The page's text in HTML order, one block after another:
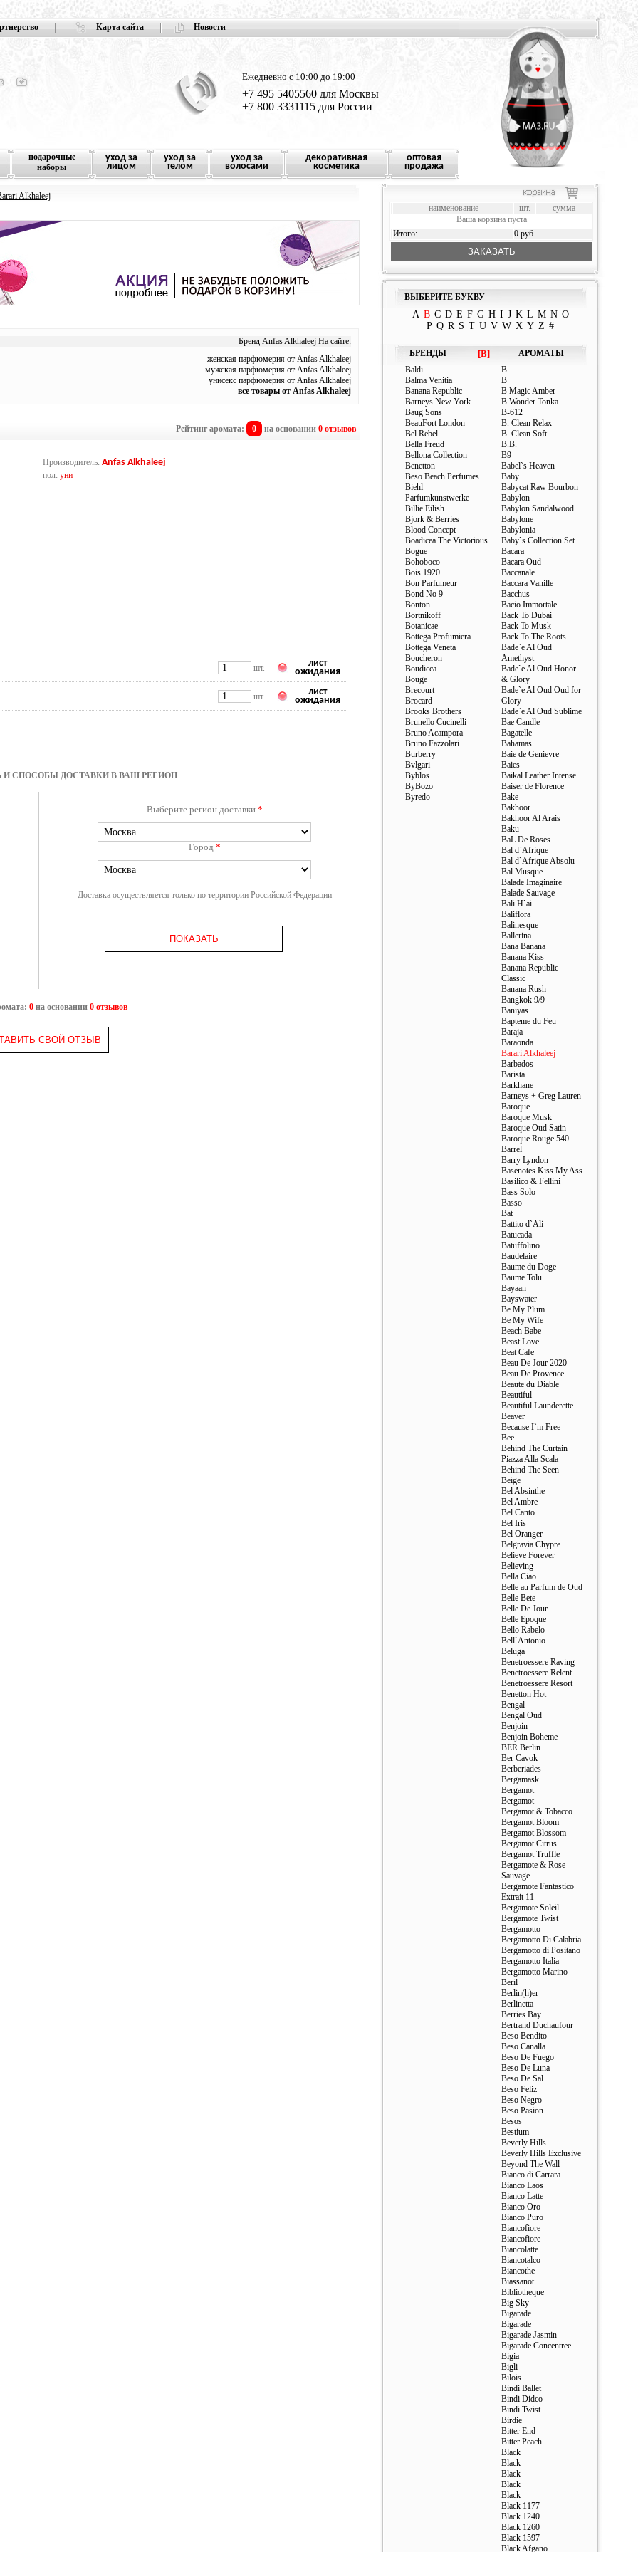
Карта сайта Новости
Ежедневно с 10:00 до 19:00
+7 495 5405560 для Москвы
+7 800 3331115 для России
подарочные
наборы
уход за
лицом
уход за
телом
уход за
волосами
декоративная
косметика
оптовая
продажа
Alkhaleej
Бренд Anfas Alkhaleej На сайте:
женская парфюмерия от Anfas Alkhaleej
мужская парфюмерия от Anfas Alkhaleej
унисекс парфюмерия от Anfas Alkhaleej
все товары от Anfas Alkhaleej
Рейтинг аромата: 0 на основании 0 отзывов
Производитель: Anfas Alkhaleej
пол: уни
шт.
лист
ожидания
шт.
лист
ожидания
И СПОСОБЫ ДОСТАВКИ В ВАШ РЕГИОН
Выберите регион доставки *
Город *
Доставка осуществляется только по территории Российской Федерации
ПОКАЗАТЬ
0на основании 0 отзывов
СВОЙ ОТЗЫВ
наименование шт.
сумма
Ваша корзина пуста
Итого:
0 руб.
ЗАКАЗАТЬ
ВЫБЕРИТЕ БУКВУ
A B C D E F G H I J K L M N O
P Q R S T U V W X Y Z #
БРЕНДЫ [B]
АРОМАТЫ
Baldi
Balma Venitia
Banana Republic
Barneys New York
Baug Sons
BeauFort London
Bel Rebel
Bella Freud
Bellona Collection
Benetton
Beso Beach Perfumes
Biehl
Parfumkunstwerke
Billie Eilish
Bjork & Berries
Blood Concept
Boadicea The Victorious
Bogue
Bohoboco
Bois 1920
Bon Parfumeur
Bond No 9
Bonton
Bortnikoff
Botanicae
Bottega Profumiera
Bottega Veneta
Boucheron
Boudicca
Bouge
Brecourt
Brocard
Brooks Brothers
Brunello Cucinelli
Bruno Acampora
Bruno Fazzolari
Burberry
Bvlgari
Byblos
ByBozo
Byredo
B
B
B Magic Amber
B Wonder Tonka
B-612
B. Clean Relax
B. Clean Soft
B.B.
B9
Babel`s Heaven
Baby
Babycat Raw Bourbon
Babylon
Babylon Sandalwood
Babylone
Babylonia
Baby`s Collection Set
Bacara
Bacara Oud
Baccanale
Baccara Vanille
Bacchus
Bacio Immortale
Back To Dubai
Back To Musk
Back To The Roots
Bade`e Al Oud
Amethyst
Bade`e Al Oud Honor
& Glory
Bade`e Al Oud Oud for
Glory
Bade`e Al Oud Sublime
Bae Candle
Bagatelle
Bahamas
Baie de Genievre
Baies
Baikal Leather Intense
Baiser de Florence
Bake
Bakhoor
Bakhoor Al Arais
Baku
BaL De Roses
Bal d`Afrique
Bal d`Afrique Absolu
Bal Musque
Balade Imaginaire
Balade Sauvage
Bali H`ai
Baliflora
Balinesque
Ballerina
Bana Banana
Banana Kiss
Banana Republic
Classic
Banana Rush
Bangkok 9/9
Baniyas
Bapteme du Feu
Baraja
Baraonda
Barari Alkhaleej
Barbados
Barista
Barkhane
Barneys + Greg Lauren
Baroque
Baroque Musk
Baroque Oud Satin
Baroque Rouge 540
Barrel
Barry Lyndon
Basenotes Kiss My Ass
Basilico & Fellini
Bass Solo
Basso
Bat
Battito d`Ali
Batucada
Batuffolino
Baudelaire
Baume du Doge
Baume Tolu
Bayaan
Bayswater
Be My Plum
Be My Wife
Beach Babe
Beast Love
Beat Cafe
Beau De Jour 2020
Beau De Provence
Beaute du Diable
Beautiful
Beautiful Launderette
Beaver
Because I`m Free
Bee
Behind The Curtain
Piazza Alla Scala
Behind The Seen
Beige
Bel Absinthe
Bel Ambre
Bel Canto
Bel Iris
Bel Oranger
Belgravia Chypre
Believe Forever
Believing
Bella Ciao
Belle au Parfum de Oud
Belle Bete
Belle De Jour
Belle Epoque
Bello Rabelo
Bell`Antonio
Beluga
Benetroessere Raving
Benetroessere Relent
Benetroessere Resort
Benetton Hot
Bengal
Bengal Oud
Benjoin
Benjoin Boheme
BER Berlin
Ber Cavok
Berberiades
Bergamask
Bergamot
Bergamot
Bergamot & Tobacco
Bergamot Bloom
Bergamot Blossom
Bergamot Citrus
Bergamot Truffle
Bergamote & Rose
Sauvage
Bergamote Fantastico
Extrait 11
Bergamote Soleil
Bergamote Twist
Bergamotto
Bergamotto Di Calabria
Bergamotto di Positano
Bergamotto Italia
Bergamotto Marino
Beril
Berlin(h)er
Berlinetta
Berries Bay
Bertrand Duchaufour
Beso Bendito
Beso Canalla
Beso De Fuego
Beso De Luna
Beso De Sal
Beso Feliz
Beso Negro
Beso Pasion
Besos
Bestium
Beverly Hills
Beverly Hills Exclusive
Beyond The Wall
Bianco di Carrara
Bianco Laos
Bianco Latte
Bianco Oro
Bianco Puro
Biancofiore
Biancofiore
Biancolatte
Biancotalco
Biancothe
Biassanot
Bibliotheque
Big Sky
Bigarade
Bigarade
Bigarade Jasmin
Bigarade Сoncentree
Bigia
Bigli
Bilois
Bindi Ballet
Bindi Didco
Bindi Twist
Birdie
Bitter End
Bitter Peach
Black
Black
Black
Black
Black
Black 1177
Black 1240
Black 1260
Black 1597
Black Afgano